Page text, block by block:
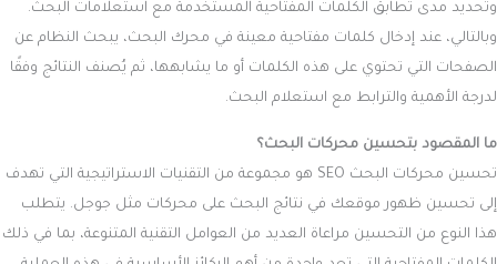
وتحديد مدى تطابق الكلمات المفتاحية المستخدمة مع استعلامات البحث.
وبالتالي، عند إدخال كلمات مفتاحية معينة في محرك البحث، يبحث النظام عن
الصفحات التي تحتوي على هذه الكلمات أو ما يشابهها، ثم يُصنف النتائج وفقًا
لدرجة الأهمية والترابط مع استعلام البحث.
ما المقصود بتحسين محركات البحث؟
تحسين محركات البحث SEO هو مجموعة من التقنيات الاستراتيجية التي تهدف
إلى تحسين ظهور موقعك في نتائج البحث على محركات مثل جوجل. يتطلب
هذا النوع من التحسين مراعاة العديد من العوامل التقنية المتنوعة، بما في ذلك